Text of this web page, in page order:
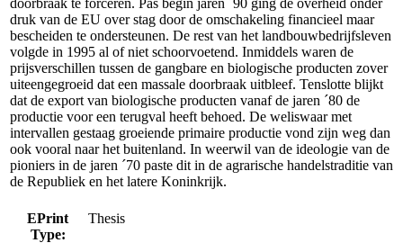
druk van de EU over stag door de omschakeling financieel maar
bescheiden te ondersteunen. De rest van het landbouwbedrijfsleven
volgde in 1995 al of niet schoorvoetend. Inmiddels waren de
prijsverschillen tussen de gangbare en biologische producten zover
uiteengegroeid dat een massale doorbraak uitbleef. Tenslotte blijkt
dat de export van biologische producten vanaf de jaren ´80 de
productie voor een terugval heeft behoed. De weliswaar met
intervallen gestaag groeiende primaire productie vond zijn weg dan
ook vooral naar het buitenland. In weerwil van de ideologie van de
pioniers in de jaren ´70 paste dit in de agrarische handelstraditie van
de Republiek en het latere Koninkrijk.
EPrint
Type:
Thesis